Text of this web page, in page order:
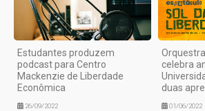
Estudantes produzem
podcast para Centro
Mackenzie de Liberdade
Econômica
26/09/2022
celebra
duas
01/06/2022